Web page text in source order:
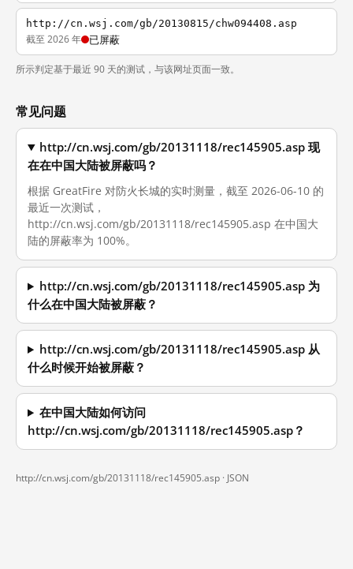
http://cn.wsj.com/gb/20130815/chw094408.asp
截至 2026 年 已屏蔽
所示判定基于最近 90 天的测试，与该网址页面一致。
常见问题
http://cn.wsj.com/gb/20131118/rec145905.asp 现
在在中国大陆被屏蔽吗？
根据 GreatFire 对防火长城的实时测量，截至 2026-06-10 的
最近一次测试，
http://cn.wsj.com/gb/20131118/rec145905.asp 在中国大
陆的屏蔽率为 100%。
http://cn.wsj.com/gb/20131118/rec145905.asp 为
什么在中国大陆被屏蔽？
http://cn.wsj.com/gb/20131118/rec145905.asp 从
什么时候开始被屏蔽？
在中国大陆如何访问
http://cn.wsj.com/gb/20131118/rec145905.asp？
http://cn.wsj.com/gb/20131118/rec145905.asp · JSON